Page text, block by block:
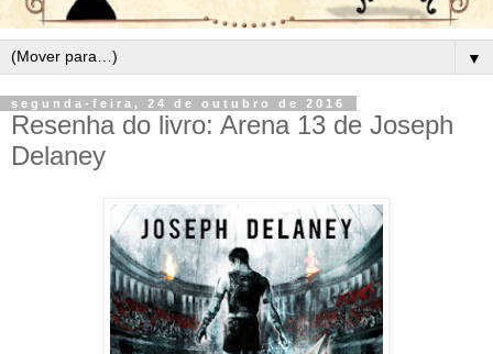
▼
segunda-feira, 24 de outubro de 2016
Resenha do livro: Arena 13 de Joseph
Delaney